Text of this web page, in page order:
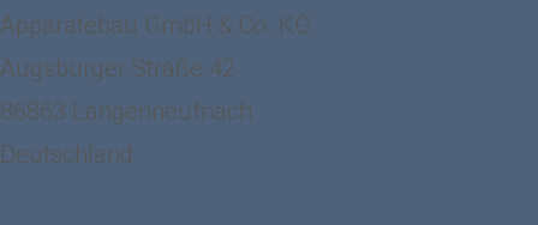
Apparatebau GmbH & Co. KG
Augsburger Straße 42
86863 Langenneufnach
Deutschland